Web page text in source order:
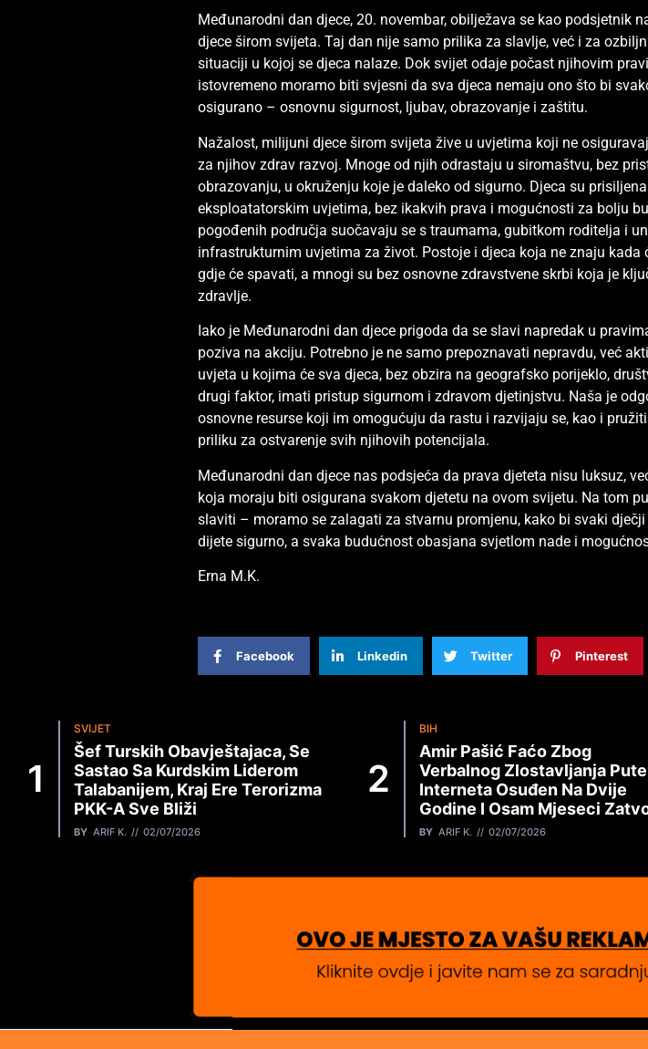
Međunarodni dan djece, 20. novembar, obilježava se kao podsjetnik
djece širom svijeta. Taj dan nije samo prilika za slavlje, već i za
situaciji u kojoj se djeca nalaze. Dok svijet odaje počast njihovim
istovremeno moramo biti svjesni da sva djeca nemaju ono što bi
osigurano – osnovnu sigurnost, ljubav, obrazovanje i zaštitu.
Nažalost, milijuni djece širom svijeta žive u uvjetima koji ne
za njihov zdrav razvoj. Mnoge od njih odrastaju u siromaštvu, bez
obrazovanju, u okruženju koje je daleko od sigurno. Djeca su
eksploatatorskim uvjetima, bez ikakvih prava i mogućnosti za bolju
pogođenih područja suočavaju se s traumama, gubitkom roditelja i
infrastrukturnim uvjetima za život. Postoje i djeca koja ne znaju kada
gdje će spavati, a mnogi su bez osnovne zdravstvene skrbi koja je
zdravlje.
Iako je Međunarodni dan djece prigoda da se slavi napredak u
poziva na akciju. Potrebno je ne samo prepoznavati nepravdu, već
uvjeta u kojima će sva djeca, bez obzira na geografsko porijeklo,
drugi faktor, imati pristup sigurnom i zdravom djetinjstvu. Naša je
osnovne resurse koji im omogućuju da rastu i razvijaju se, kao i
priliku za ostvarenje svih njihovih potencijala.
Međunarodni dan djece nas podsjeća da prava djeteta nisu luksuz,
koja moraju biti osigurana svakom djetetu na ovom svijetu. Na tom
slaviti – moramo se zalagati za stvarnu promjenu, kako bi svaki
dijete sigurno, a svaka budućnost obasjana svjetlom nade i
Erna M.K.
Facebook Linkedin Twitter Pinterest
SVIJET
Šef Turskih Obavještajaca, Se
Sastao Sa Kurdskim Liderom
Talabanijem, Kraj Ere Terorizma
PKK-A Sve Bliži
BY ARIF K. 02/07/2026
BIH
Amir Pašić Faćo Zbog
Verbalnog Zlostavljanja
Interneta Osuđen Na Dvije
Godine I Osam Mjeseci
BY ARIF K. 02/07/2026